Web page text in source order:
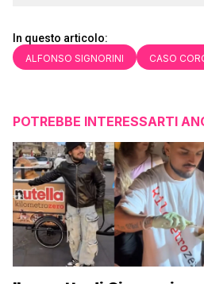
In questo articolo:
ALFONSO SIGNORINI CASO
POTREBBE INTERESSARTI